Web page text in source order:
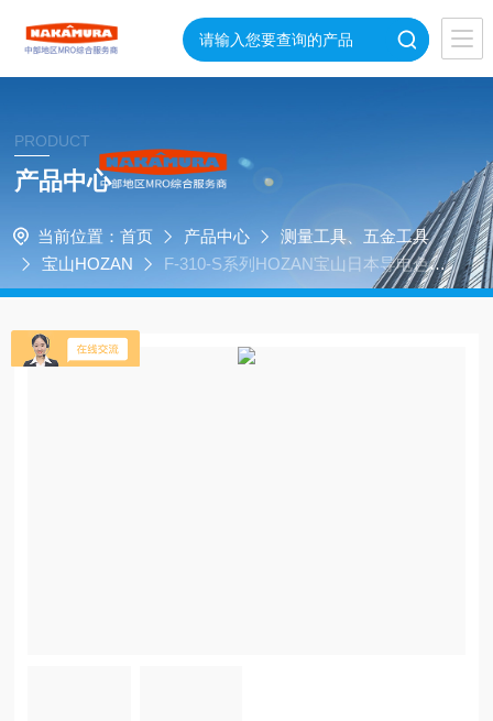
PRODUCT
产品中心
当前位置： 首页 产品中心
测量工具、五金工具
宝山HOZAN
F-310-S系列HOZAN宝山日本导电色F-
310-S防静电摩擦垫